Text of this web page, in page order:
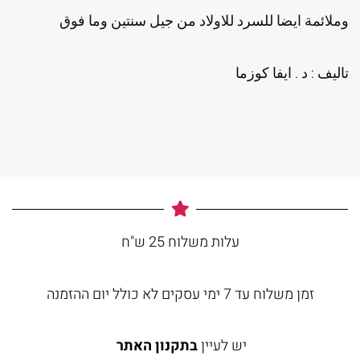
وملائمة ايضا للسرد للاولاد من جيل سنتين وما فوق
تاليف : د . ايفا كوزما
עלות משלוח 25 ש"ח
זמן משלוח עד 7 ימי עסקים לא כולל יום ההזמנה
יש לעייןבתקנון האתר